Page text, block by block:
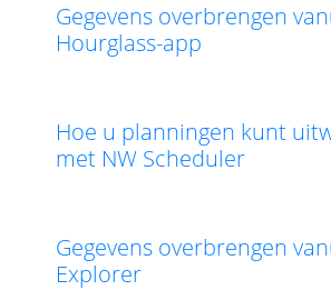
Gegevens overbrengen
Hourglass-app
Hoe u planningen kunt
met NW Scheduler
Gegevens overbrengen
Explorer